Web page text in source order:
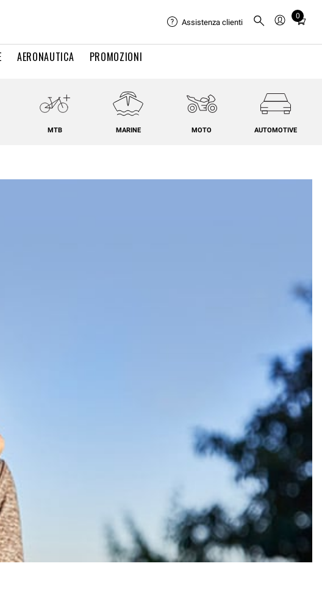
AERONAUTICA PROMOZIONI
Assistenza clienti
0
Total
in
MTB MARINE MOTO AUTOMOTIVE